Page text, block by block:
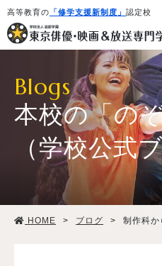
高等教育の 「修学支援新制度」 認定校
学校紹介・教育システム
Blogs
本校の「の
（学校公式
HOME > ブログ > 制作科か